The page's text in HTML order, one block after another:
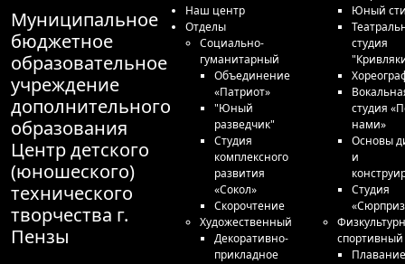
Муниципальное
бюджетное
образовательное
учреждение
дополнительного
образования
Центр детского
(юношеского)
технического
творчества г.
Пензы
Наш центр
Отделы
Социально-
гуманитарный
Объединение
«Патриот»
"Юный
разведчик"
Студия
комплексного
развития
«Сокол»
Скорочтение
Художественный
Декоративно-
прикладное
Юный
студия
студия
нами»
Основы
и
Студия
спортивный
Плавание